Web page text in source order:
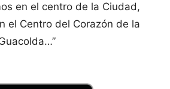
en el centro de la Ciudad,
el Centro del Corazón de la